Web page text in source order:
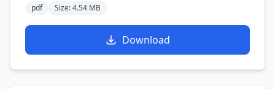
pdf Size: 4.54 MB
Download